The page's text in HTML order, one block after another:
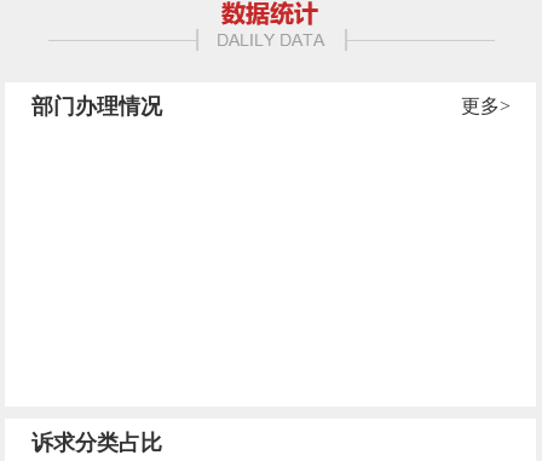
部门办理情况 更多>
诉求分类占比